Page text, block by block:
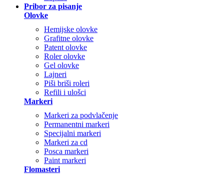
Pribor za pisanje
Olovke
Hemijske olovke
Grafitne olovke
Patent olovke
Roler olovke
Gel olovke
Lajneri
Piši briši roleri
Refili i ulošci
Markeri
Markeri za podvlačenje
Permanentni markeri
Specijalni markeri
Markeri za cd
Posca markeri
Paint markeri
Flomasteri